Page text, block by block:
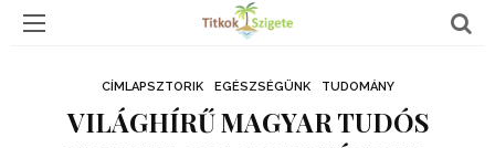
CÍMLAPSZTORIK EGÉSZSÉGÜNK TUDOMÁNY
VILÁGHÍRŰ MAGYAR TUDÓS